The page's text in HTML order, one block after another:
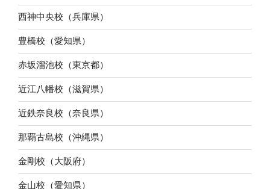
西神中央校（兵庫県）
豊橋校（愛知県）
赤坂溜池校（東京都）
近江八幡校（滋賀県）
近鉄奈良校（奈良県）
那覇古島校（沖縄県）
金剛校（大阪府）
金山校（愛知県）